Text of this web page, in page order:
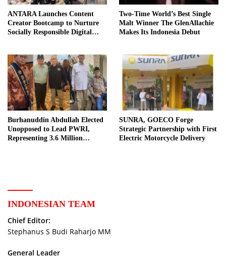
ANTARA Launches Content
Creator Bootcamp to Nurture
Socially Responsible Digital
Two-Time World’s Best Single
Malt Winner The GlenAllachie
Makes Its Indonesia Debut
Burhanuddin Abdullah Elected
Unopposed to Lead PWRI,
Representing 3.6 Million
SUNRA, GOECO Forge
Strategic Partnership with First
Electric Motorcycle Delivery
INDONESIAN TEAM
Chief Editor:
Stephanus S Budi Raharjo MM
General Leader